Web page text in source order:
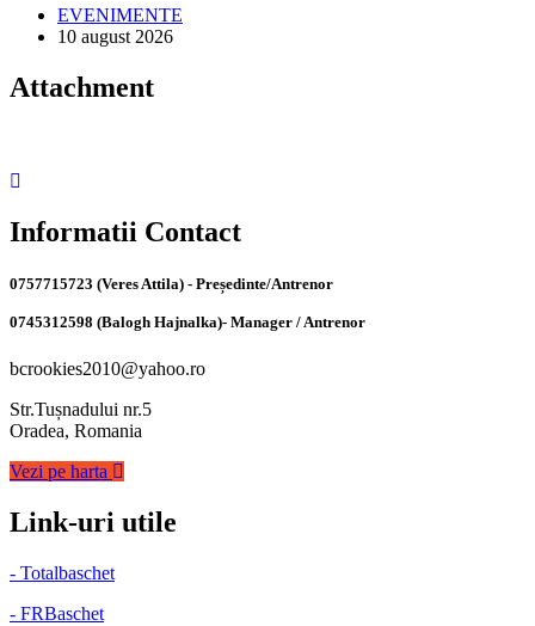
EVENIMENTE
10 august 2026
Attachment
Informatii Contact
0757715723 (Veres Attila) - Președinte/Antrenor
0745312598 (Balogh Hajnalka)- Manager / Antrenor
bcrookies2010@yahoo.ro
Str.Tușnadului nr.5
Oradea, Romania
Vezi pe harta
Link-uri utile
- Totalbaschet
- FRBaschet